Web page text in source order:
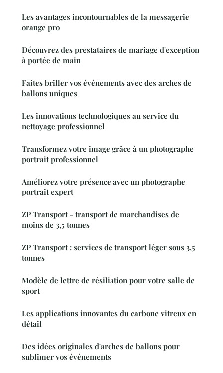
Les avantages incontournables de la messagerie
orange pro
Découvrez des prestataires de mariage d'exception
à portée de main
Faites briller vos événements avec des arches de
ballons uniques
Les innovations technologiques au service du
nettoyage professionnel
Transformez votre image grâce à un photographe
portrait professionnel
Améliorez votre présence avec un photographe
portrait expert
ZP Transport - transport de marchandises de
moins de 3,5 tonnes
ZP Transport : services de transport léger sous 3,5
tonnes
Modèle de lettre de résiliation pour votre salle de
sport
Les applications innovantes du carbone vitreux en
détail
Des idées originales d'arches de ballons pour
sublimer vos événements